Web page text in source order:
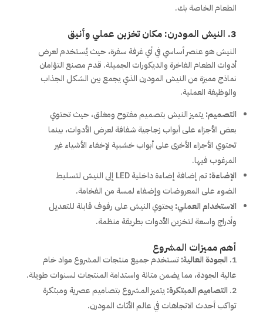
الطعام الخاصة بك.
3. النيش المودرن: مكان تخزين عملي وأنيق
النيش هو عنصر أساسي في أي غرفة سفرة، حيث يُستخدم لعرض
أدوات الطعام الفاخرة والديكورات الجميلة. قدم مصنع التؤامان
نماذج مميزة من النيش المودرن الذي يجمع بين الشكل الجذاب
والوظيفة العملية.
التصميم:يتميز النيش بتصميم مفتوح ومغلق، حيث تحتوي
بعض الأجزاء على أبواب زجاجية شفافة لعرض الأدوات، بينما
تحتوي الأجزاء الأخرى على أبواب خشبية لإخفاء الأشياء غير
المرغوب فيها.
الإضاءة:
تم إضافة إضاءة داخلية LED إلى النيش لتسليط
الضوء على المعروضات وإضفاء لمسة من الفخامة.
الاستخدام العملي:يحتوي النيش على رفوف قابلة للتعديل
وأدراج واسعة لتخزين الأدوات بطريقة منظمة.
أهم مميزات المشروع
الجودة العالية:تستخدم جميع منتجات المشروع مواد خام
عالية الجودة، مما يضمن متانة واستدامة المنتجات لسنوات طويلة.
التصاميم المبتكرة:يتميز المشروع بتصاميم عصرية ومبتكرة
تواكب أحدث الاتجاهات في عالم الأثاث المودرن.